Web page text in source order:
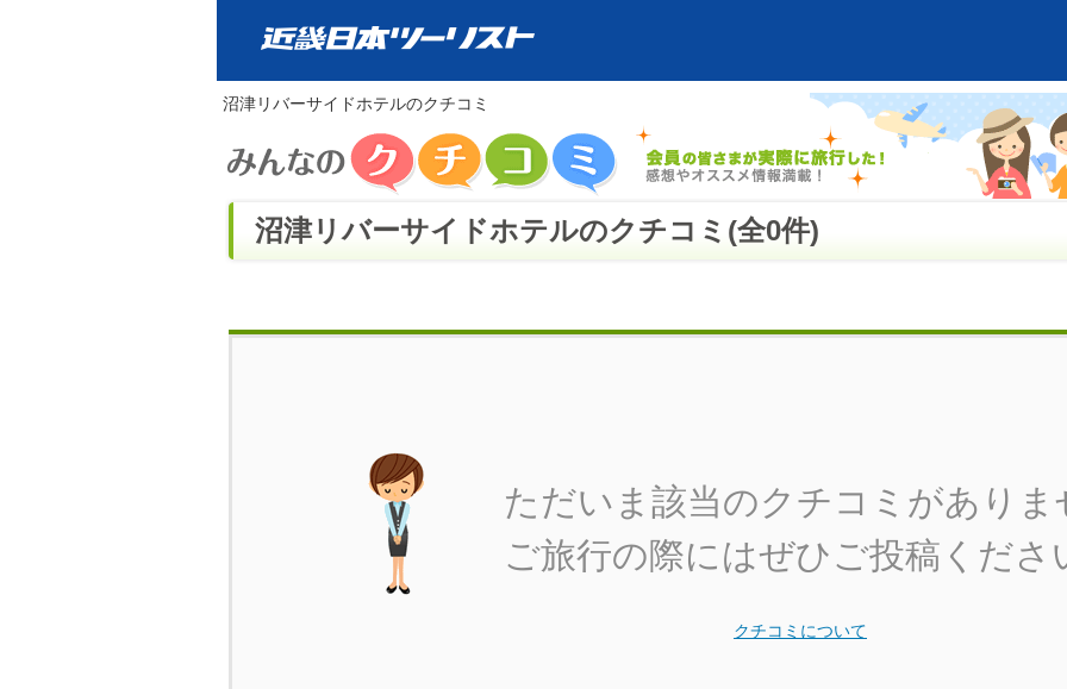
沼津リバーサイドホテルのクチコミ
沼津リバーサイドホテルのクチコミ(全0件)
ただいま該当のクチコミがありま
ご旅行の際にはぜひご投稿くださ
クチコミについて